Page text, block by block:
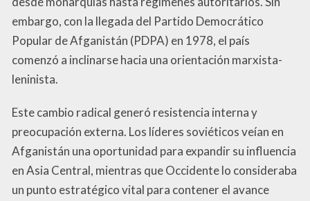
embargo, con la llegada del Partido Democrático
Popular de Afganistán (PDPA) en 1978, el país
comenzó a inclinarse hacia una orientación marxista-
leninista.
Este cambio radical generó resistencia interna y
preocupación externa. Los líderes soviéticos veían en
Afganistán una oportunidad para expandir su influencia
en Asia Central, mientras que Occidente lo consideraba
un punto estratégico vital para contener el avance